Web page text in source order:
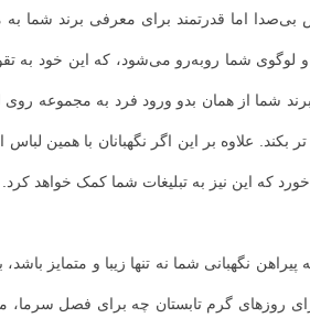
بی‌صدا اما قدرتمند برای معرفی برند شما به
لوگوی شما روبه‌رو می‌شود، که این خود به
شما از همان بدو ورود فرد به مجموعه
علاوه بر این اگر نگهبانان با همین لباس
که این نیز به تبلیغات شما کمک خواهد کرد.
نگهبانی شما نه تنها زیبا و متمایز باشد،
گرم تابستان چه برای فصل سرما، ما